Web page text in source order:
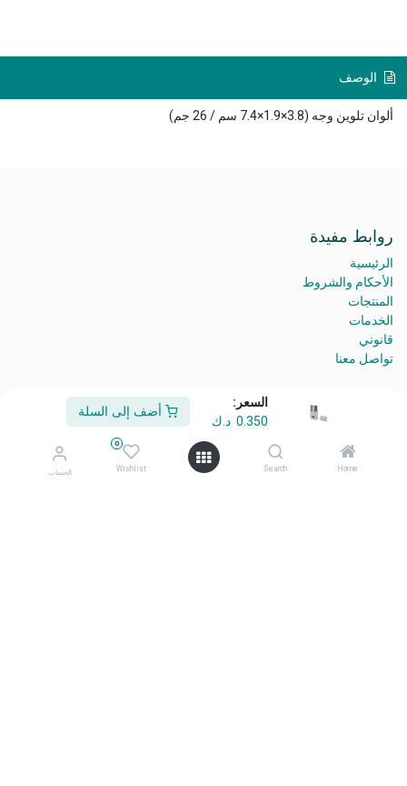
السعر:
0.350 د.ك
أضف إلى السلة
Home
Search
0
Wishlist الحساب
الوصف
ألوان تلوين وجه (3.8×1.9×7.4 سم / 26 جم)
روابط مفيدة
الرئيسية
الأحكام والشروط
المنتجات
الخدمات
قانوني
تواصل معنا
أهلًا وسهلًا بكم في شركة معرض أفكاري